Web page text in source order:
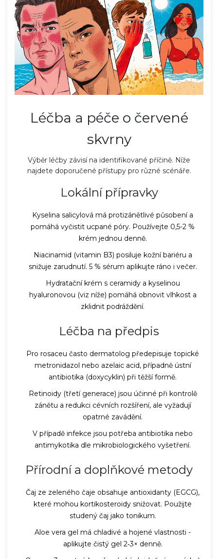
Léčba a péče o červené
skvrny
Výběr léčby závisí na identifikované příčině. Níže
najdete doporučené přístupy pro různé scénáře.
Lokální přípravky
Kyselina salicylová má protizánětlivé působení a
pomáhá vyčistit ucpané póry. Používejte 0,5-2 %
krém jednou denně.
Niacinamid (vitamin B3) posiluje kožní bariéru a
snižuje zarudnutí. 5 % sérum aplikujte ráno i večer.
Hydratační krém s ceramidy a kyselinou
hyaluronovou (viz níže) pomáhá obnovit vlhkost a
zklidnit podráždění.
Léčba na předpis
Pro rosaceu často dermatolog předepisuje topické
metronidazol nebo azelaic acid, případně ústní
antibiotika (doxycyklin) při těžší formě.
Retinoidy (třetí generace) jsou účinné při kontrolě
zánětu a redukci cévních rozšíření, ale vyžadují
opatrné zavádění.
V případě infekce jsou potřeba antibiotika nebo
antimykotika dle mikrobiologického vyšetření.
Přírodní a doplňkové metody
Čaj ze zeleného čaje obsahuje antioxidanty (EGCG),
které mohou kortikosteroidy snižovat. Použijte
studený čaj jako tonikum.
Aloe vera gel má chladivé a hojené vlastnosti -
aplikujte čistý gel 2‑3× denně.